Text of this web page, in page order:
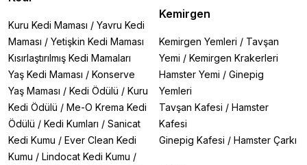
Kuru Kedi Maması / Yavru Kedi
Maması / Yetişkin Kedi Maması
Kısırlaştırılmış Kedi Mamaları
Yaş Kedi Maması / Konserve
Yaş Maması / Kedi Ödülü / Kuru
Kedi Ödülü / Me-O Krema Kedi
Ödülü / Kedi Kumları / Sanicat
Kedi Kumu / Ever Clean Kedi
Kumu / Lindocat Kedi Kumu /
Kemirgen
Kemirgen Yemleri / Tavşan
Yemi / Kemirgen Krakerleri
Hamster Yemi / Ginepig
Yemleri
Tavşan Kafesi / Hamster
Kafesi
Ginepig Kafesi / Hamster Çarkı